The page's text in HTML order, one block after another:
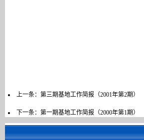
上一条： 第三期基地工作简报（2001年第2期）
下一条： 第一期基地工作简报（2000年第1期）